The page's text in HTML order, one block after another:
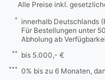
Alle Preise inkl.
*
innerhalb Deutschlands
Für Bestellungen unter
Abholung ab
** bis 5.000,- €
*** 0% bis zu 6 Monaten,